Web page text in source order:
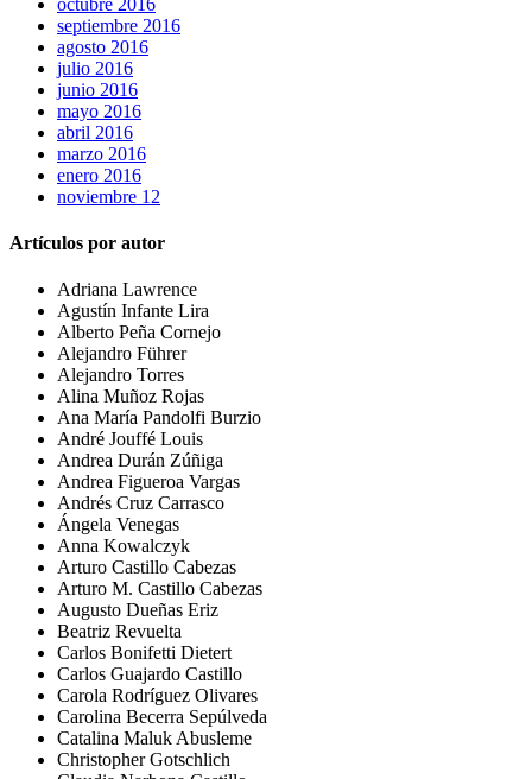
septiembre 2016
agosto 2016
julio 2016
junio 2016
mayo 2016
abril 2016
marzo 2016
enero 2016
noviembre 12
Artículos por autor
Adriana Lawrence
Agustín Infante Lira
Alberto Peña Cornejo
Alejandro Führer
Alejandro Torres
Alina Muñoz Rojas
Ana María Pandolfi Burzio
André Jouffé Louis
Andrea Durán Zúñiga
Andrea Figueroa Vargas
Andrés Cruz Carrasco
Ángela Venegas
Anna Kowalczyk
Arturo Castillo Cabezas
Arturo M. Castillo Cabezas
Augusto Dueñas Eriz
Beatriz Revuelta
Carlos Bonifetti Dietert
Carlos Guajardo Castillo
Carola Rodríguez Olivares
Carolina Becerra Sepúlveda
Catalina Maluk Abusleme
Christopher Gotschlich